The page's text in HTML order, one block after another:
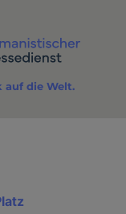
auf die Welt.